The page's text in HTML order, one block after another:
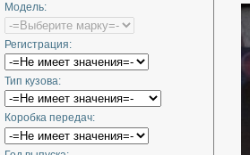
Модель:
Регистрация:
Тип кузова:
Коробка передач: